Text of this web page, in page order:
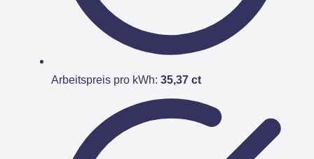
Arbeitspreis pro kWh: 35,37 ct